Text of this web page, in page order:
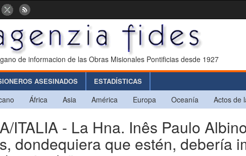
de informacion de las Obras Misionales Pontificias desde 1927
ASESINADOS ESTADÍSTICAS
África Asia América Europa Oceanía Actos de
ITALIA - La Hna. Inês Paulo
dondequiera que estén, debería